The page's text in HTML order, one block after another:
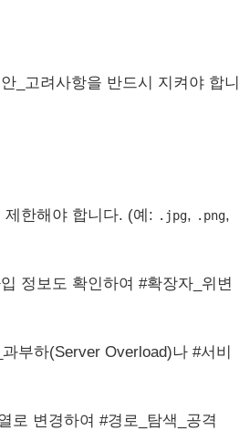
_고려사항을 반드시 지켜야 합니
한해야 합니다. (예: .jpg, .png,
정보도 확인하여 #확장자_위변
부하(Server Overload)나 #서비
로 변경하여 #경로_탐색_공격